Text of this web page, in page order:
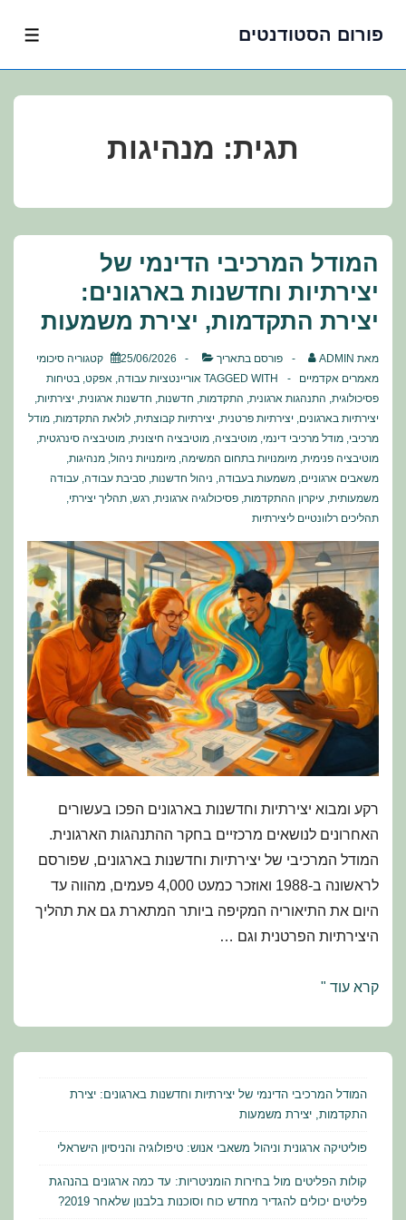
פורום הסטודנטים
תגית: מנהיגות
המודל המרכיבי הדינמי של
יצירתיות וחדשנות בארגונים:
יצירת התקדמות, יצירת משמעות
מאת ADMIN פורסם בתאריך 25/06/2026 קטגוריה סיכומי
מאמרים אקדמיים
TAGGED WITH אוריינטציות עבודה, אפקט, בטיחות
פסיכולוגית, התנהגות ארגונית, התקדמות, חדשנות, חדשנות ארגונית, יצירתיות,
יצירתיות בארגונים, יצירתיות פרטנית, יצירתיות קבוצתית, לולאת התקדמות, מודל
מרכיבי, מודל מרכיבי דינמי, מוטיבציה, מוטיבציה חיצונית, מוטיבציה סינרגטית,
מוטיבציה פנימית, מיומנויות בתחום המשימה, מיומנויות ניהול, מנהיגות,
משאבים ארגוניים, משמעות בעבודה, ניהול חדשנות, סביבת עבודה, עבודה
משמעותית, עיקרון ההתקדמות, פסיכולוגיה ארגונית, רגש, תהליך יצירתי,
תהליכים רלוונטיים ליצירתיות
רקע ומבוא יצירתיות וחדשנות בארגונים הפכו בעשורים
האחרונים לנושאים מרכזיים בחקר ההתנהגות הארגונית.
המודל המרכיבי של יצירתיות וחדשנות בארגונים, שפורסם
לראשונה ב-1988 ואוזכר כמעט 4,000 פעמים, מהווה עד
היום את התיאוריה המקיפה ביותר המתארת גם את תהליך
היצירתיות הפרטנית וגם …
המודל
יצירתיות
וחדשנות
בארגונים:
התקדמות,
קרא עוד "
המודל המרכיבי הדינמי של יצירתיות וחדשנות בארגונים: יצירת
התקדמות, יצירת משמעות
פוליטיקה ארגונית וניהול משאבי אנוש: טיפולוגיה והניסיון הישראלי
קולות הפליטים מול בחירות הומניטריות: עד כמה ארגונים בהנהגת
פליטים יכולים להגדיר מחדש כוח וסוכנות בלבנון שלאחר 2019?